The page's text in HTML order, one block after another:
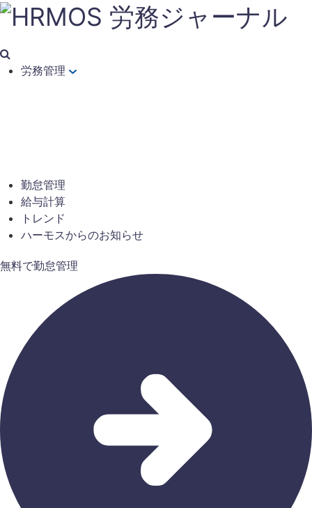
労務管理
勤怠管理
給与計算
トレンド
ハーモスからのお知らせ
無料で勤怠管理